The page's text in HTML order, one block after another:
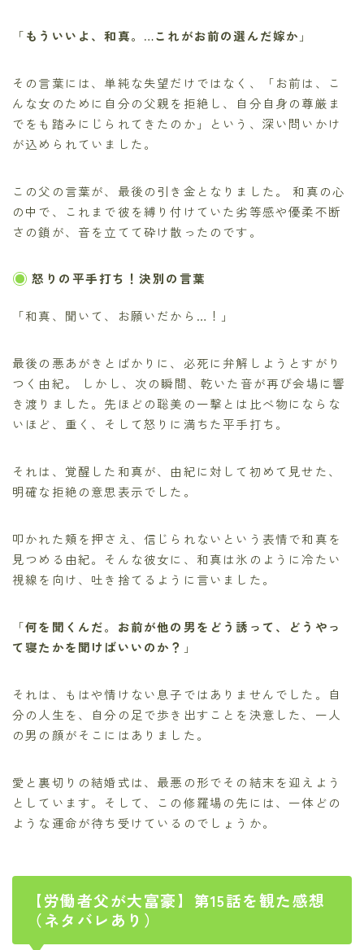
「もういいよ、和真。…これがお前の選んだ嫁か 」
その言葉には、単純な失望だけではなく、「お前は、こ
んな女のために自分の父親を拒絶し、自分自身の尊厳ま
でをも踏みにじられてきたのか」という、深い問いかけ
が込められていました。
この父の言葉が、最後の引き金となりました。 和真の心
の中で、これまで彼を縛り付けていた劣等感や優柔不断
さの鎖が、音を立てて砕け散ったのです。
怒りの平手打ち！決別の言葉
「和真、聞いて、お願いだから…！」
最後の悪あがきとばかりに、必死に弁解しようとすがり
つく由紀。 しかし、次の瞬間、乾いた音が再び会場に響
き渡りました。先ほどの聡美の一撃とは比べ物にならな
いほど、重く、そして怒りに満ちた平手打ち。
それは、覚醒した和真が、由紀に対して初めて見せた、
明確な拒絶の意思表示でした。
叩かれた頬を押さえ、信じられないという表情で和真を
見つめる由紀。そんな彼女に、和真は氷のように冷たい
視線を向け、吐き捨てるように言いました。
「何を聞くんだ。お前が他の男をどう誘って、どうやっ
て寝たかを聞けばいいのか？ 」
それは、もはや情けない息子ではありませんでした。自
分の人生を、自分の足で歩き出すことを決意した、一人
の男の顔がそこにはありました。
愛と裏切りの結婚式は、最悪の形でその結末を迎えよう
としています。そして、この修羅場の先には、一体どの
ような運命が待ち受けているのでしょうか。
【労働者父が大富豪】第15話を観た感想
（ネタバレあり）